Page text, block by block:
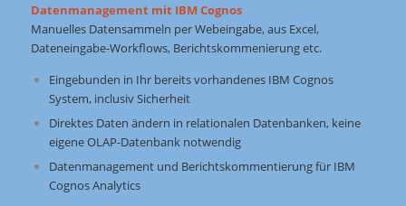
Datenmanagement mit IBM Cognos
Manuelles Datensammeln per Webeingabe, aus Excel,
Dateneingabe-Workflows, Berichtskommenierung etc.
Eingebunden in Ihr bereits vorhandenes IBM Cognos
System, inclusiv Sicherheit
Direktes Daten ändern in relationalen Datenbanken, keine
eigene OLAP-Datenbank notwendig
Datenmanagement und Berichtskommentierung für IBM
Cognos Analytics